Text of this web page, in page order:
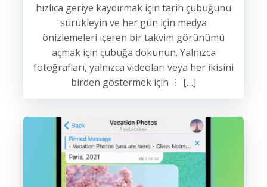
hızlıca geriye kaydırmak için tarih çubuğunu
sürükleyin ve her gün için medya
önizlemeleri içeren bir takvim görünümü
açmak için çubuğa dokunun. Yalnızca
fotoğrafları, yalnızca videoları veya her ikisini
birden göstermek için ⋮ […]